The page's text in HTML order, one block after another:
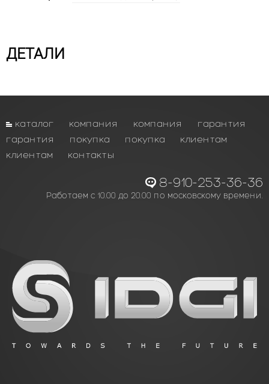
ДЕТАЛИ
каталог компания компания
гарантия
гарантия
покупка покупка
клиентам
клиентам
контакты
8-910-253-36-36
Работаем с 10.00 до 20.00 по московскому времени.